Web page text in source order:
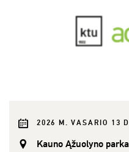
2026 M. VASARIO 13
Kauno Ąžuolyno